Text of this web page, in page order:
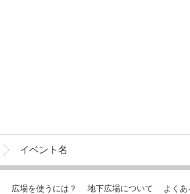
イベント名
広場を使うには？ 地下広場について
よく